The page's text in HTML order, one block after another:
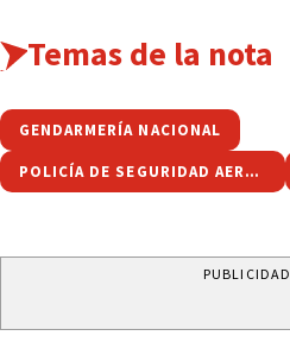
Temas de la nota
GENDARMERÍA NACIONAL
POLICÍA DE SEGURIDAD AEROPORTUARIA
PUBLICIDAD